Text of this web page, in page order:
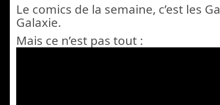
Le comics de la semaine, c’est les
Galaxie.
Mais ce n’est pas tout :